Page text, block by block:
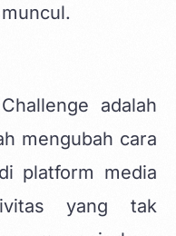
adalah
mengubah cara
platform media
yang tak